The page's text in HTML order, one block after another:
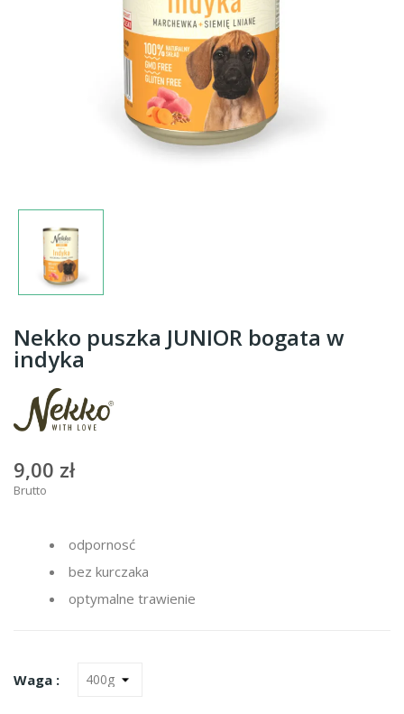
Nekko puszka JUNIOR bogata w
indyka
9,00 zł
Brutto
odpornosć
bez kurczaka
optymalne trawienie
Waga :